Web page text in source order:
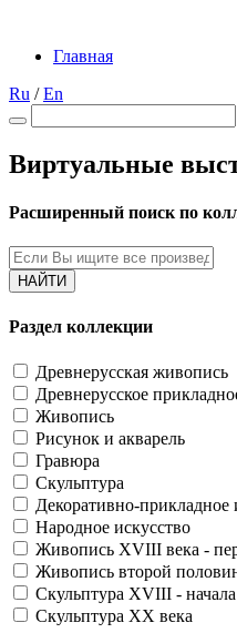
Главная
Ru /En
Виртуальные
Расширенный поиск по
НАЙТИ
Раздел коллекции
Древнерусская живопись
Древнерусское
Живопись
Рисунок и акварель
Гравюра
Скульптура
Декоративно-прикладное
Народное искусство
Живопись XVIII века -
Живопись второй
Скульптура XVIII -
Скульптура XX века